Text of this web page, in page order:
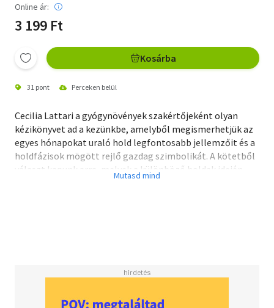
Online ár:
3 199 Ft
Kosárba
31 pont Perceken belül
Cecilia Lattari a gyógynövények szakértőjeként olyan
kézikönyvet ad a kezünkbe, amelyből megismerhetjük az
egyes hónapokat uraló hold legfontosabb jellemzőit és a
holdfázisok mögött rejlő gazdag szimbolikát. A kötetből
választ kapunk arra, melyek a különböző holdak idején
leghatékonyabban alkalmazható kövek és